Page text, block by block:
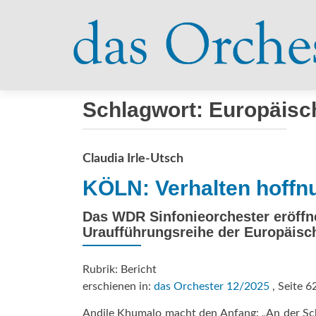
Schlagwort:
Claudia Irle-Utsch
KÖLN: Verhalten
Das WDR Sinfonieorchester
Uraufführungsreihe der
Rubrik: Bericht
erschienen in: das Orchester 12/2025 , Seite
Andile Khumalo macht den Anfang: „An der